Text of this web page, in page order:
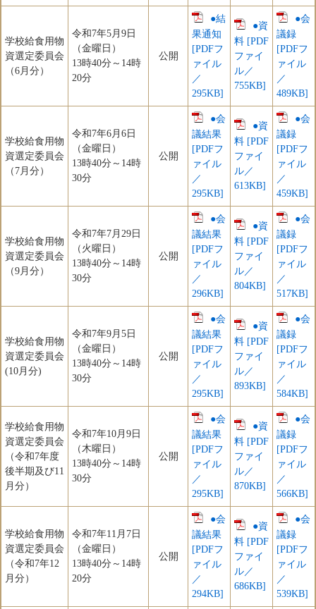
学校給食用物
資選定委員会
（6月分）
令和7年5月9日
（金曜日）
13時40分～14時
20分
公開
●結
果通知
[PDFフ
ァイル
／
295KB]
●資
料 [PDF
ファイ
ル／
755KB]
●会
議録
[PDFフ
ァイル
／
489KB]
学校給食用物
資選定委員会
（7月分）
令和7年6月6日
（金曜日）
13時40分～14時
30分
公開
●会
議結果
[PDFフ
ァイル
／
295KB]
●資
料 [PDF
ファイ
ル／
613KB]
●会
議録
[PDFフ
ァイル
／
459KB]
学校給食用物
資選定委員会
（9月分）
令和7年7月29日
（火曜日）
13時40分～14時
30分
公開
●会
議結果
[PDFフ
ァイル
／
296KB]
●資
料 [PDF
ファイ
ル／
804KB]
●会
議録
[PDFフ
ァイル
／
517KB]
学校給食用物
資選定委員会
(10月分)
令和7年9月5日
（金曜日）
13時40分～14時
30分
公開
●会
議結果
[PDFフ
ァイル
／
295KB]
●資
料 [PDF
ファイ
ル／
893KB]
●会
議録
[PDFフ
ァイル
／
584KB]
学校給食用物
資選定委員会
（令和7年度
後半期及び11
月分）
令和7年10月9日
（木曜日）
13時40分～14時
30分
公開
●会
議結果
[PDFフ
ァイル
／
295KB]
●資
料 [PDF
ファイ
ル／
870KB]
●会
議録
[PDFフ
ァイル
／
566KB]
学校給食用物
資選定委員会
（令和7年12
月分）
令和7年11月7日
（金曜日）
13時40分～14時
20分
公開
●会
議結果
[PDFフ
ァイル
／
294KB]
●資
料 [PDF
ファイ
ル／
686KB]
●会
議録
[PDFフ
ァイル
／
539KB]